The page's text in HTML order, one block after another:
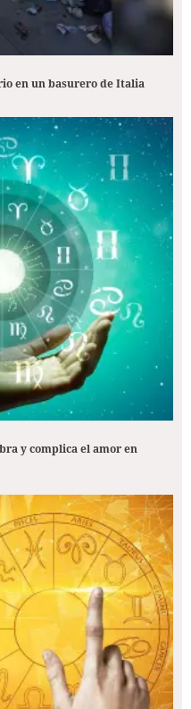
en un basurero de Italia
y complica el amor en